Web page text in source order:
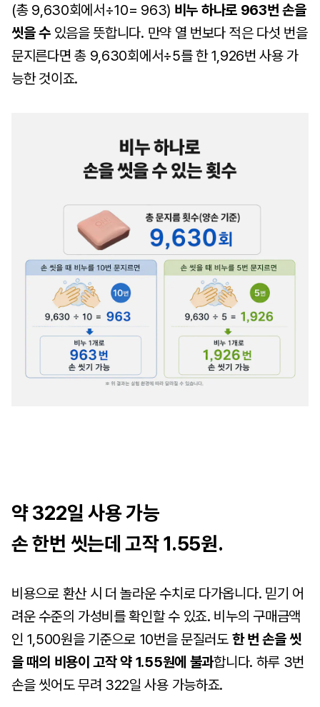
(총 9,630회에서 ÷10= 963) 비누 하나로 963번 손을
씻을 수있음을 뜻합니다. 만약 열 번보다 적은 다섯 번을
문지른다면 총 9,630회에서÷5를 한1,926번 사용 가
능한 것이죠.
약 322일 사용 가능
손 한번 씻는데 고작 1.55원.
비용으로 환산 시 더 놀라운 수치로 다가옵니다. 믿기 어
려운 수준의 가성비를 확인할 수 있죠. 비누의 구매금액
인 1,500원을 기준으로 10번을 문질러도 한 번 손을 씻
을 때의 비용이 고작 약 1.55원에 불과합니다. 하루 3번
손을 씻어도 무려 322일 사용 가능하죠.